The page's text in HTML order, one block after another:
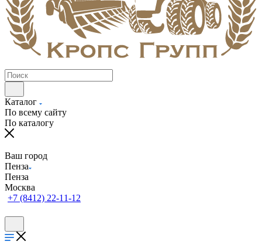
Каталог
По всему сайту
По каталогу
Ваш город
Пенза
Пенза
Москва
+7 (8412) 22-11-12